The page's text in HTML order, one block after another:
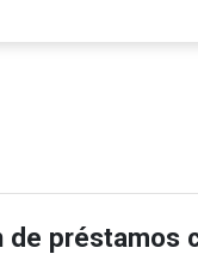
de préstamos